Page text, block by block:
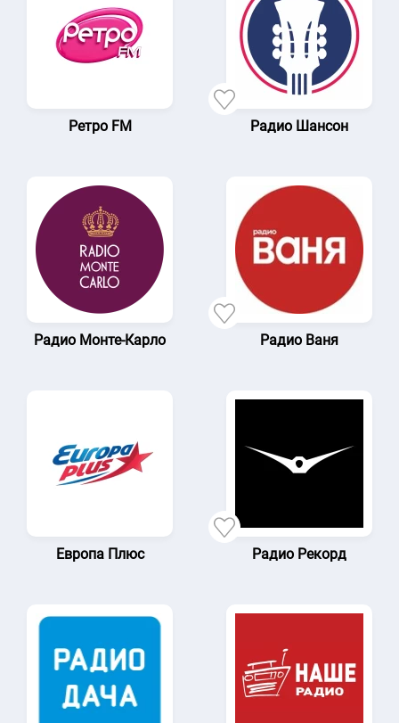
Ретро FM Радио Шансон
Радио Монте-Карло Радио Ваня
Европа Плюс Радио Рекорд